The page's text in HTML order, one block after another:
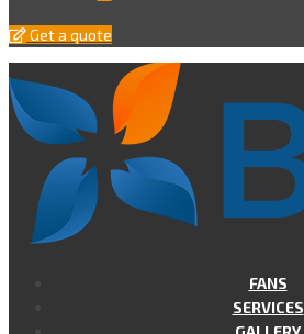
Get a quote
FANS
SERVICES